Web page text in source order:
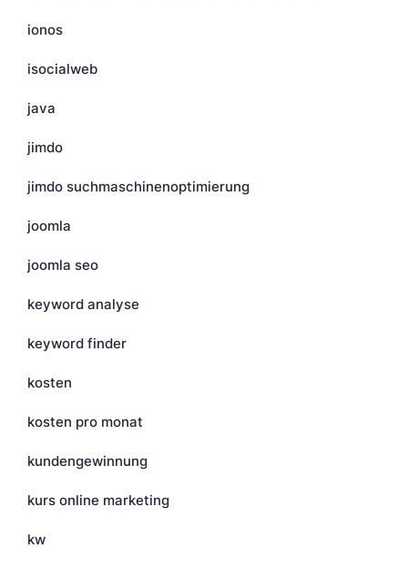
ionos
isocialweb
java
jimdo
jimdo suchmaschinenoptimierung
joomla
joomla seo
keyword analyse
keyword finder
kosten
kosten pro monat
kundengewinnung
kurs online marketing
kw